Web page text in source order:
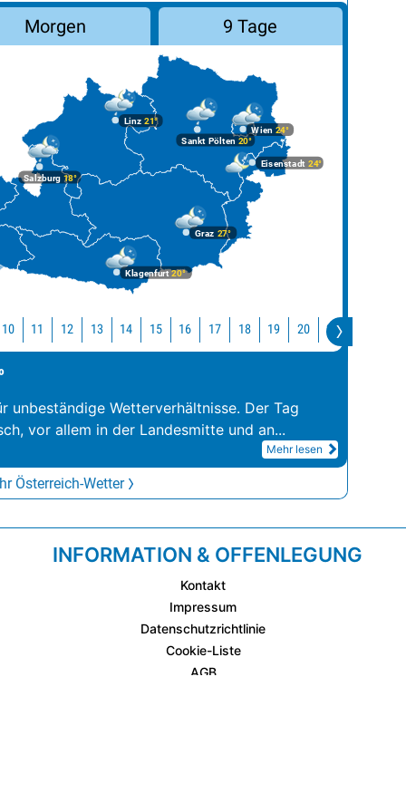
Morgen 9 Tage
Graz 27°
Klagenfurt20°
Linz 21°
Salzburg18°
Wien 24°
Eisenstadt 24°
Sankt Pölten 20°
10 11 12 13 14 15 16 17 18 19 20 21
unbeständige Wetterverhältnisse. Der Tag
vor allem in der Landesmitte und an...
Mehr lesen
Österreich-Wetter
INFORMATION & OFFENLEGUNG
Kontakt
Impressum
Datenschutzrichtlinie
Cookie-Liste
AGB